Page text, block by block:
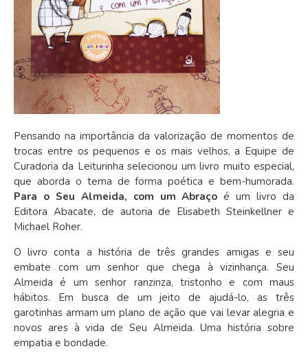
Pensando na importância da valorização de momentos de
trocas entre os pequenos e os mais velhos, a Equipe de
Curadoria da Leiturinha selecionou um livro muito especial,
que aborda o tema de forma poética e bem-humorada.
Para o Seu Almeida, com um Abraço é um livro da
Editora Abacate, de autoria de Elisabeth Steinkellner e
Michael Roher.
O livro conta a história de três grandes amigas e seu
embate com um senhor que chega à vizinhança. Seu
Almeida é um senhor ranzinza, tristonho e com maus
hábitos. Em busca de um jeito de ajudá-lo, as três
garotinhas armam um plano de ação que vai levar alegria e
novos ares à vida de Seu Almeida. Uma história sobre
empatia e bondade.